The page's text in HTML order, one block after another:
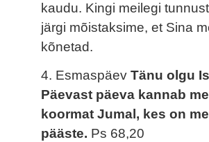
kaudu. Kingi meilegi
järgi mõistaksime, et Sina
kõnetad.
4. EsmaspäevTänu olgu
Päevast päeva kannab
koormat Jumal, kes on
pääste. Ps 68,20